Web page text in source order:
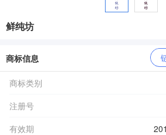
鲜纯坊
商标信息
商标类别
注册号
有效期